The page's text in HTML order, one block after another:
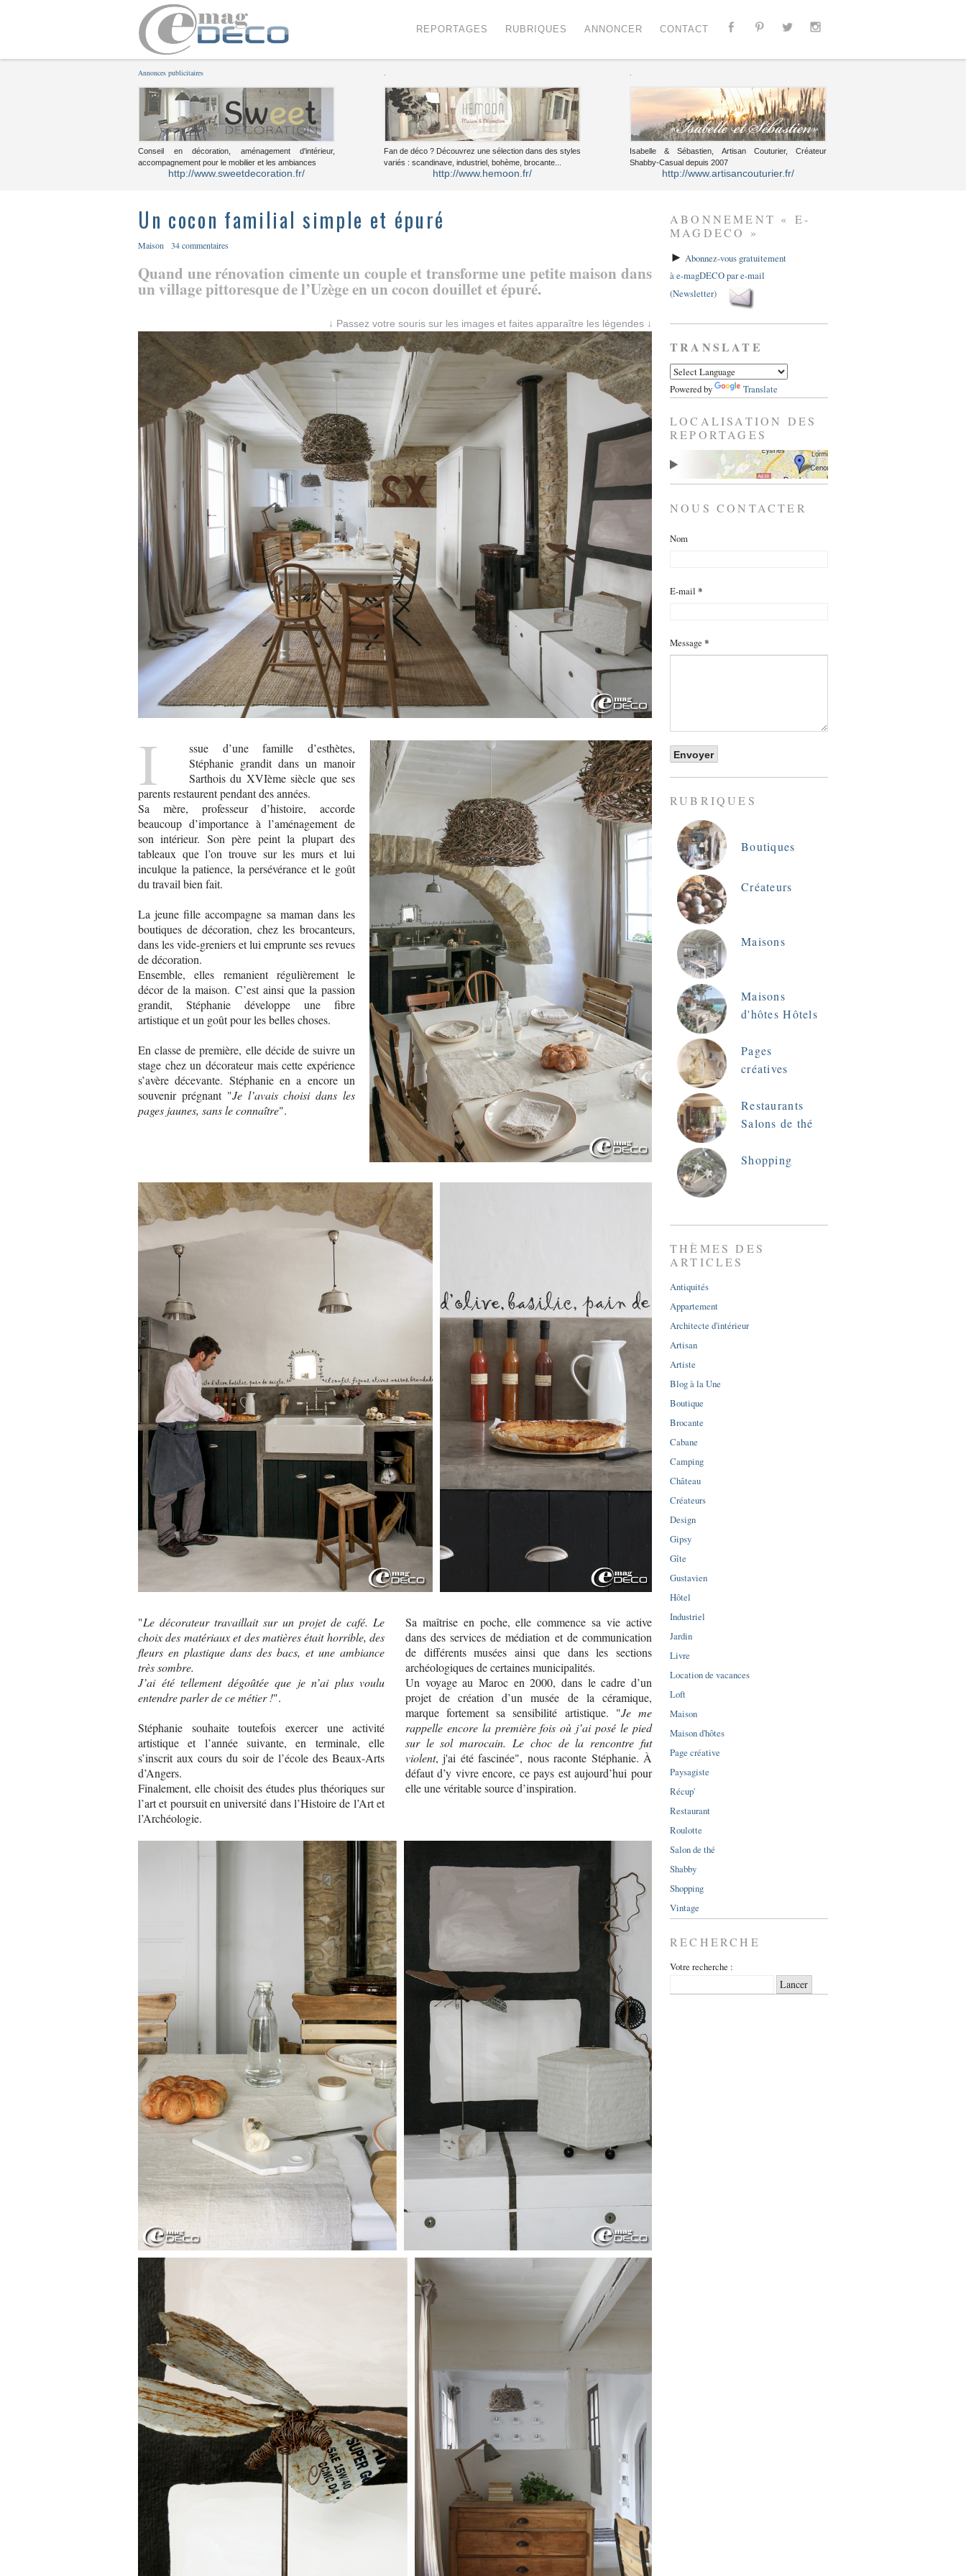
REPORTAGES RUBRIQUES ANNONCER CONTACT
Annonces publicitaires
Conseil en décoration, aménagement d'intérieur,
accompagnement pour le mobilier et les ambiances
http://www.sweetdecoration.fr/
Fan de déco ? Découvrez une sélection dans des styles
variés : scandinave, industriel, bohème, brocante...
http://www.hemoon.fr/
Isabelle & Sébastien, Artisan Couturier, Créateur
Shabby-Casual depuis 2007
http://www.artisancouturier.fr/
Un cocon familial simple et épuré
Maison 34 commentaires
Quand une rénovation cimente un couple et transforme une petite maison dans
un village pittoresque de l’Uzège en un cocon douillet et épuré.
↓ Passez votre souris sur les images et faites apparaître les légendes ↓
I
ssue d’une famille d’esthètes,
Stéphanie grandit dans un manoir
Sarthois du XVIème siècle que ses
parents restaurent pendant des années.
Sa mère, professeur d’histoire, accorde
beaucoup d’importance à l’aménagement de
son intérieur. Son père peint la plupart des
tableaux que l’on trouve sur les murs et lui
inculque la patience, la persévérance et le goût
du travail bien fait.
La jeune fille accompagne sa maman dans les
boutiques de décoration, chez les brocanteurs,
dans les vide-greniers et lui emprunte ses revues
de décoration.
Ensemble, elles remanient régulièrement le
décor de la maison. C’est ainsi que la passion
grandit, Stéphanie développe une fibre
artistique et un goût pour les belles choses.
En classe de première, elle décide de suivre un
stage chez un décorateur mais cette expérience
s’avère décevante. Stéphanie en a encore un
souvenir prégnant "Je l’avais choisi dans les
pages jaunes, sans le connaître".
"Le décorateur travaillait sur un projet de café. Le
choix des matériaux et des matières était horrible, des
fleurs en plastique dans des bacs, et une ambiance
très sombre.
J’ai été tellement dégoûtée que je n’ai plus voulu
entendre parler de ce métier !".
Stéphanie souhaite toutefois exercer une activité
artistique et l’année suivante, en terminale, elle
s’inscrit aux cours du soir de l’école des Beaux-Arts
d’Angers.
Finalement, elle choisit des études plus théoriques sur
l’art et poursuit en université dans l’Histoire de l’Art et
l’Archéologie.
Sa maîtrise en poche, elle commence sa vie active
dans des services de médiation et de communication
de différents musées ainsi que dans les sections
archéologiques de certaines municipalités.
Un voyage au Maroc en 2000, dans le cadre d’un
projet de création d’un musée de la céramique,
marque fortement sa sensibilité artistique. "Je me
rappelle encore la première fois où j’ai posé le pied
sur le sol marocain. Le choc de la rencontre fut
violent, j'ai été fascinée", nous raconte Stéphanie. À
défaut d’y vivre encore, ce pays est aujourd’hui pour
elle une véritable source d’inspiration.
ABONNEMENT « E-
MAGDECO »
► Abonnez-vous gratuitement
à e-magDECO par e-mail
(Newsletter)
TRANSLATE
Powered by Translate
LOCALISATION DES
REPORTAGES
NOUS CONTACTER
Nom
E-mail *
Message *
RUBRIQUES
Boutiques
Créateurs
Maisons
Maisons
d'hôtes Hôtels
Pages
créatives
Restaurants
Salons de thé
Shopping
THÈMES DES
ARTICLES
Antiquités
Appartement
Architecte d'intérieur
Artisan
Artiste
Blog à la Une
Boutique
Brocante
Cabane
Camping
Château
Créateurs
Design
Gipsy
Gîte
Gustavien
Hôtel
Industriel
Jardin
Livre
Location de vacances
Loft
Maison
Maison d'hôtes
Page créative
Paysagiste
Récup'
Restaurant
Roulotte
Salon de thé
Shabby
Shopping
Vintage
RECHERCHE
Votre recherche :